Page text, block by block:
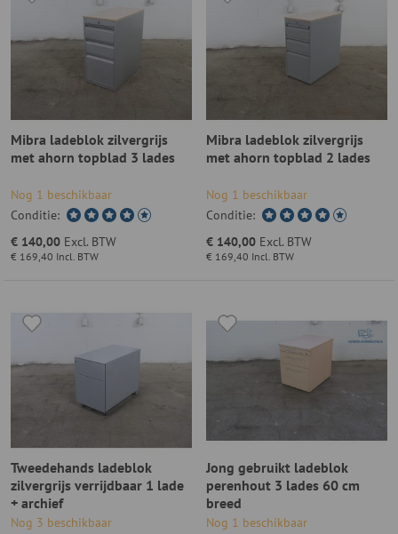
Mibra ladeblok zilvergrijs
met ahorn topblad 3 lades
Nog 1 beschikbaar
Conditie:
€ 169,40 Incl. BTW
€ 140,00 Excl. BTW
Mibra ladeblok zilvergrijs
met ahorn topblad 2 lades
Nog 1 beschikbaar
Conditie:
€ 169,40 Incl. BTW
€ 140,00 Excl. BTW
Tweedehands ladeblok
zilvergrijs verrijdbaar 1 lade
+ archief
Nog 3 beschikbaar
Jong gebruikt ladeblok
perenhout 3 lades 60 cm
breed
Nog 1 beschikbaar